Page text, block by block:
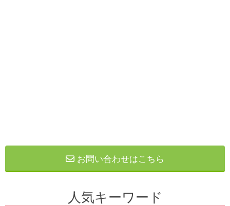
お問い合わせはこちら
人気キーワード